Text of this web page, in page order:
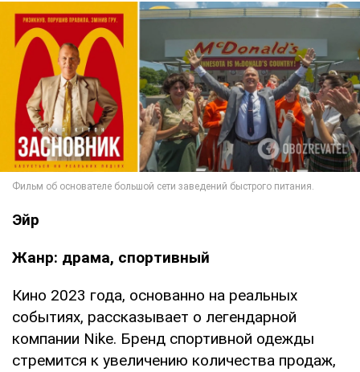
Эйр
Жанр: драма, спортивный
Кино 2023 года, основанно на реальных
событиях, рассказывает о легендарной
компании Nike. Бренд спортивной одежды
стремится к увеличению количества продаж,